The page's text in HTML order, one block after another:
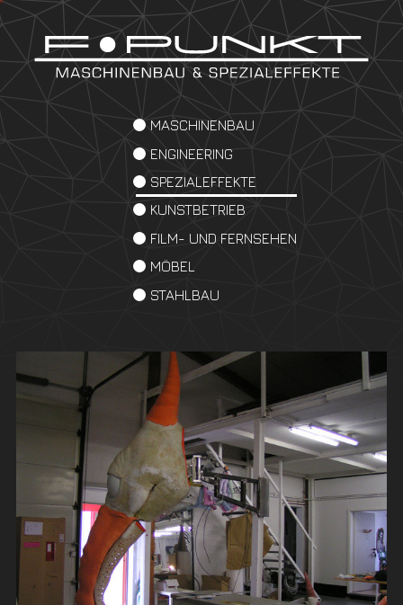
MASCHINENBAU
ENGINEERING
SPEZIALEFFEKTE
KUNSTBETRIEB
FILM- UND FERNSEHEN
MÖBEL
STAHLBAU